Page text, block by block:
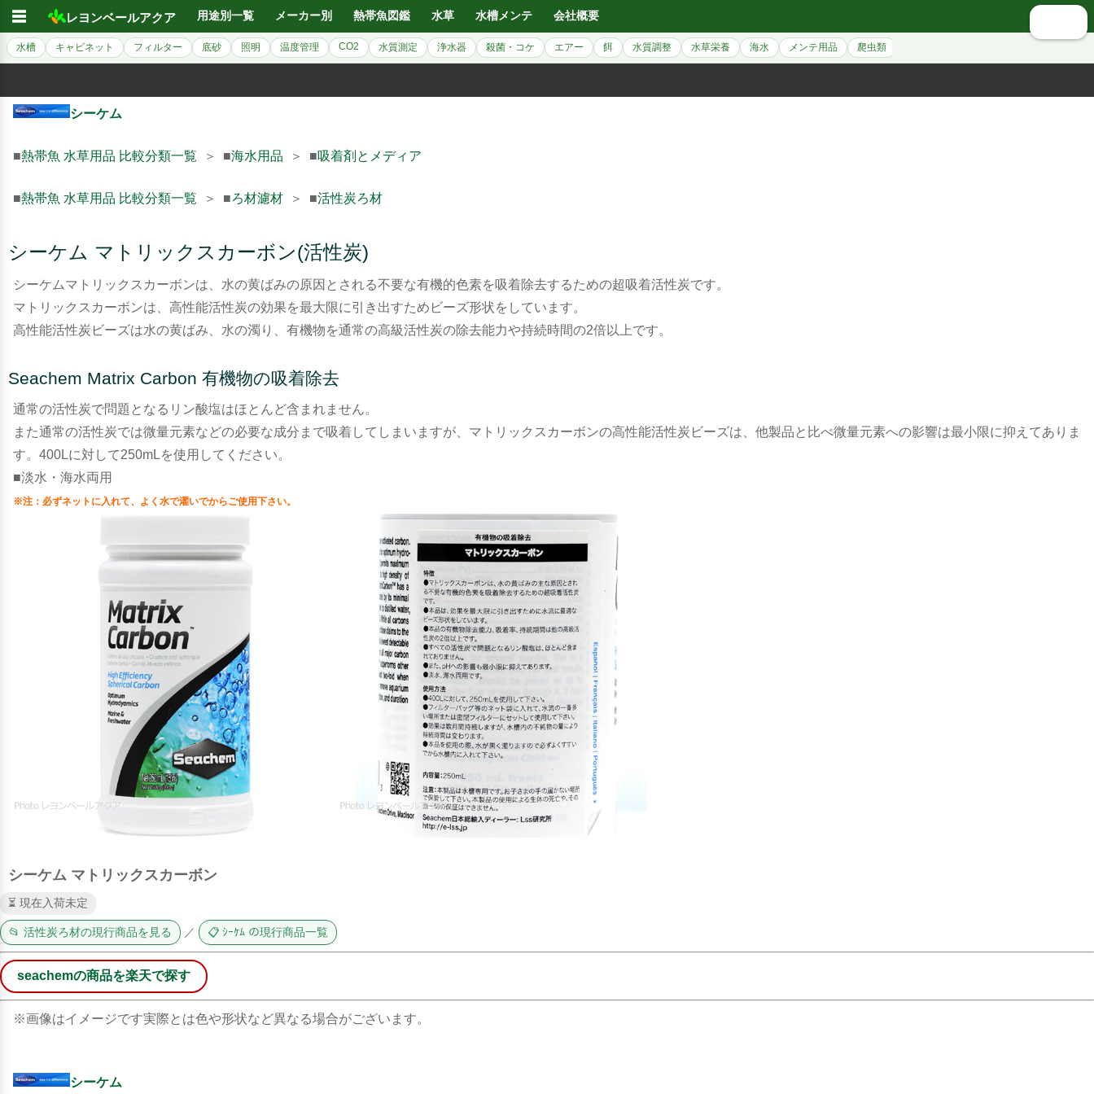
☰ レヨンベールアクア 用途別一覧 メーカー別 熱帯魚図鑑 水草 水槽メンテ 会社概要
水槽 キャビネット フィルター 底砂 照明 温度管理 CO2 水質測定 浄水器 殺菌・コケ エアー 餌 水質調整 水草栄養 海水 メンテ用品 爬虫類
シーケム
■熱帯魚 水草用品 比較分類一覧 ＞ ■海水用品 ＞ ■吸着剤とメディア
■熱帯魚 水草用品 比較分類一覧 ＞ ■ろ材濾材 ＞ ■活性炭ろ材
シーケム マトリックスカーボン(活性炭)
シーケムマトリックスカーボンは、水の黄ばみの原因とされる不要な有機的色素を吸着除去するための超吸着活性炭です。
マトリックスカーボンは、高性能活性炭の効果を最大限に引き出すためビーズ形状をしています。
高性能活性炭ビーズは水の黄ばみ、水の濁り、有機物を通常の高級活性炭の除去能力や持続時間の2倍以上です。
Seachem Matrix Carbon 有機物の吸着除去
通常の活性炭で問題となるリン酸塩はほとんど含まれません。
また通常の活性炭では微量元素などの必要な成分まで吸着してしまいますが、マトリックスカーボンの高性能活性炭ビーズは、他製品と比べ微量元素への影響は最小限に抑えてありま
す。400Lに対して250mLを使用してください。
■淡水・海水両用
※注：必ずネットに入れて、よく水で濯いでからご使用下さい。
シーケム マトリックスカーボン
⏳ 現在入荷未定
📂 活性炭ろ材の現行商品を見る ／ 📋 ｼｰｹﾑ の現行商品一覧
seachemの商品を楽天で探す
※画像はイメージです実際とは色や形状など異なる場合がございます。
シーケム